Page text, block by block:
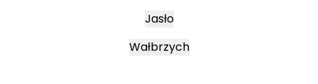
Jasło
Wałbrzych